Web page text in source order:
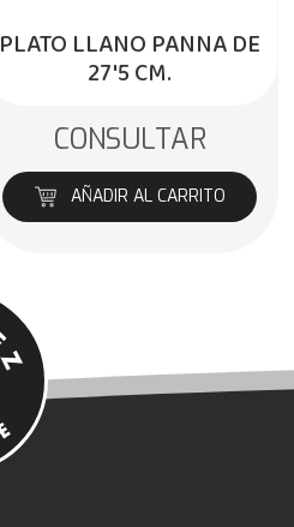
PLATO LLANO PANNA DE
27'5 CM.
CONSULTAR
AÑADIR AL CARRITO